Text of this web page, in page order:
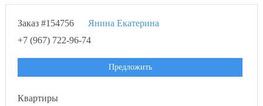
Заказ #154756
Янина Екатерина
+7 (967) 722-96-74
Предложить
Квартиры